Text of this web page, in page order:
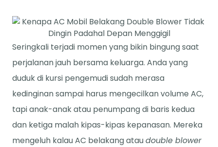
Seringkali terjadi momen yang bikin bingung saat
perjalanan jauh bersama keluarga. Anda yang
duduk di kursi pengemudi sudah merasa
kedinginan sampai harus mengecilkan volume AC,
tapi anak-anak atau penumpang di baris kedua
dan ketiga malah kipas-kipas kepanasan. Mereka
mengeluh kalau AC belakang ataudouble blower